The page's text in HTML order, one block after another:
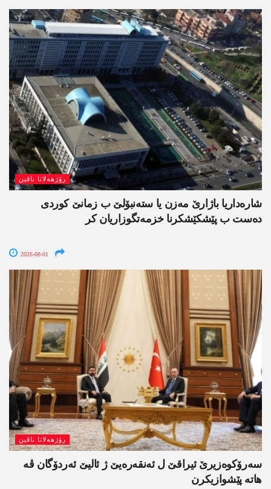
رۆژھەلاتا ناڤین
شارەداریا باژارێ مەزن یا ستەنبۆلێ ب زمانێ کوردی
دەست ب پێشکێشکرنا خزمەتگوزاریان کر
2026-08-01
رۆژھەلاتا ناڤین
سەرۆکوەزیرێ ئیراقێ ل ئەنقەرەیێ ژ ئالیێ ئەردۆگان ڤە
ھاتە پێشوازیکرن